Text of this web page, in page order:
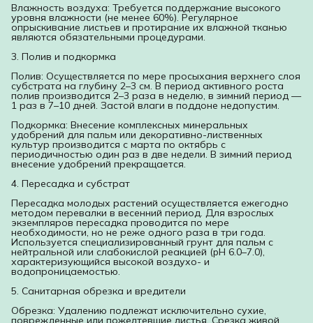
Влажность воздуха: Требуется поддержание высокого
уровня влажности (не менее 60%). Регулярное
опрыскивание листьев и протирание их влажной тканью
являются обязательными процедурами.
3. Полив и подкормка
Полив: Осуществляется по мере просыхания верхнего слоя
субстрата на глубину 2–3 см. В период активного роста
полив производится 2–3 раза в неделю, в зимний период —
1 раз в 7–10 дней. Застой влаги в поддоне недопустим.
Подкормка: Внесение комплексных минеральных
удобрений для пальм или декоративно-лиственных
культур производится с марта по октябрь с
периодичностью один раз в две недели. В зимний период
внесение удобрений прекращается.
4. Пересадка и субстрат
Пересадка молодых растений осуществляется ежегодно
методом перевалки в весенний период. Для взрослых
экземпляров пересадка проводится по мере
необходимости, но не реже одного раза в три года.
Используется специализированный грунт для пальм с
нейтральной или слабокислой реакцией (pH 6.0–7.0),
характеризующийся высокой воздухо- и
водопроницаемостью.
5. Санитарная обрезка и вредители
Обрезка: Удалению подлежат исключительно сухие,
поврежденные или пожелтевшие листья. Срезка живой